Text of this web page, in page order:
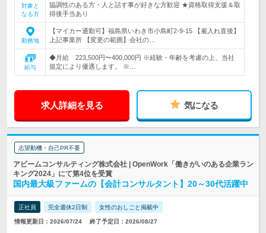
対象と
なる方
協調性のある方・人と話す事が好きな方歓迎 ★資格取得支援＆取
得後手当あり
勤務地
【マイカー通勤可】福島県いわき市小島町2-9-15 【雇入れ直後】
上記事業所 【変更の範囲】会社の…
給与
◆月給 223,500円〜400,000円 ※経験・年齢を考慮の上、当社
規定により優遇します。 ※…
求人詳細を見る 気になる
志望動機・自己PR不要
アビームコンサルティング株式会社 | OpenWork「働きがいのある企業ラン
キング2024」にて第4位を受賞
国内最大級ファームの【会計コンサルタント】20～30代活躍中
正社員 完全週休2日制 女性のおしごと掲載中
情報更新日：2026/07/24 終了予定日：2026/08/27